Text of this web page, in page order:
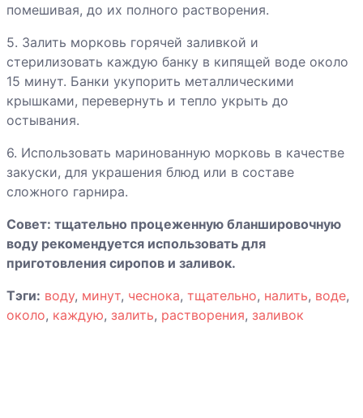
Консервированная
спаржа
Лимоны с сахаром
Маринованный
перец
Морковь по-
болгарски
помешивая, до их полного растворения.
5. Залить морковь горячей заливкой и
стерилизовать каждую банку в кипящей воде около
15 минут. Банки укупорить металлическими
крышками, перевернуть и тепло укрыть до
остывания.
6. Использовать маринованную морковь в качестве
закуски, для украшения блюд или в составе
сложного гарнира.
Совет: тщательно процеженную бланшировочную
воду рекомендуется использовать для
приготовления сиропов и заливок.
Тэги: воду, минут, чеснока, тщательно, налить, воде,
около, каждую, залить, растворения, заливок